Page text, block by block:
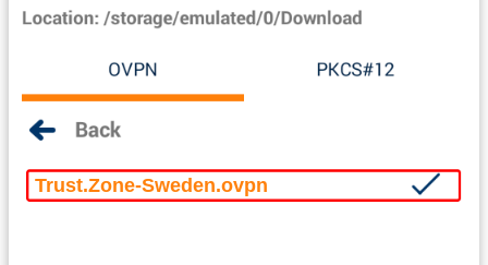
Trust.Zone-Sweden.ovpn